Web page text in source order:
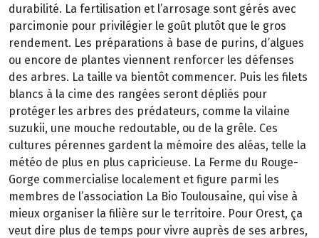
durabilité. La fertilisation et l’arrosage sont gérés avec
parcimonie pour privilégier le goût plutôt que le gros
rendement. Les préparations à base de purins, d’algues
ou encore de plantes viennent renforcer les défenses
des arbres. La taille va bientôt commencer. Puis les filets
blancs à la cime des rangées seront dépliés pour
protéger les arbres des prédateurs, comme la vilaine
suzukii, une mouche redoutable, ou de la grêle. Ces
cultures pérennes gardent la mémoire des aléas, telle la
météo de plus en plus capricieuse. La Ferme du Rouge-
Gorge commercialise localement et figure parmi les
membres de l’association La Bio Toulousaine, qui vise à
mieux organiser la filière sur le territoire. Pour Orest, ça
veut dire plus de temps pour vivre auprès de ses arbres,